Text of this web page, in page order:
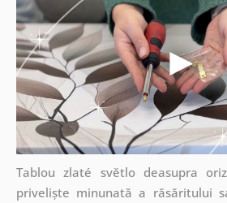
Tablou zlaté světlo deasupra
priveliște minunată a răsăritului